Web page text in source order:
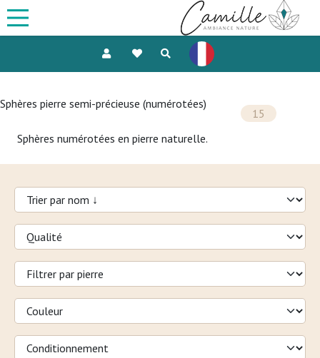
Sphères pierre semi-précieuse (numérotées)
15
Sphères numérotées en pierre naturelle.